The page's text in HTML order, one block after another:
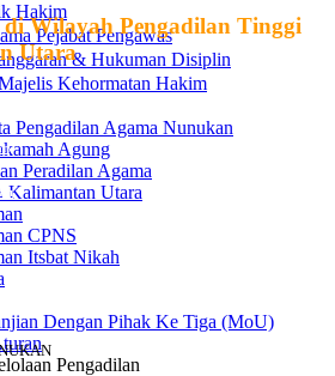
Hakim
Pejabat Pengawas
& Hukuman Disiplin
Kehormatan Hakim
Pengadilan Agama Nunukan
Agung
Peradilan Agama
Kalimantan Utara
CPNS
Itsbat Nikah
Dengan Pihak Ke Tiga (MoU)
Pengadilan
Wilayah Pengadilan Tinggi
Utara
Selor